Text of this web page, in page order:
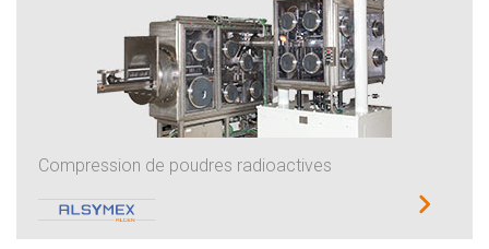
Compression de poudres radioactives